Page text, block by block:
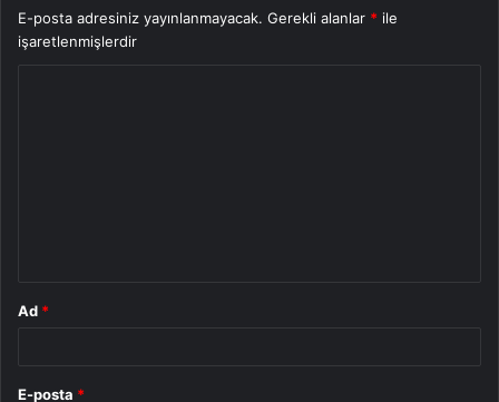
E-posta adresiniz yayınlanmayacak. Gerekli alanlar * ile
işaretlenmişlerdir
Ad *
E-posta *